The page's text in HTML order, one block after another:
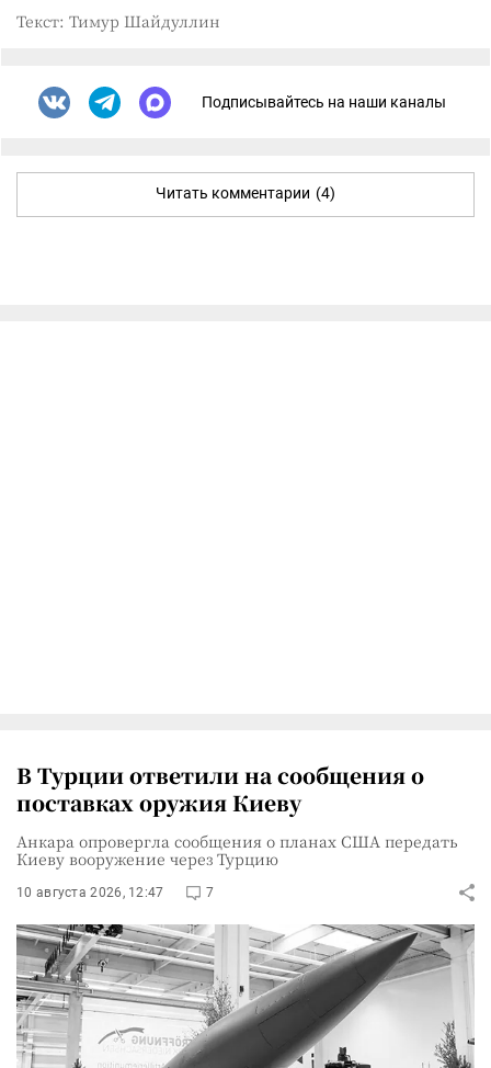
Текст: Тимур Шайдуллин
Подписывайтесь на наши каналы
Читать комментарии (4)
В Турции ответили на сообщения о
поставках оружия Киеву
Анкара опровергла сообщения о планах США передать
Киеву вооружение через Турцию
10 августа 2026, 12:47 7